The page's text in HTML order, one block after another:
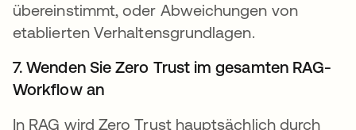
übereinstimmt, oder Abweichungen von
etablierten Verhaltensgrundlagen.
7. Wenden Sie Zero Trust im gesamten RAG-
Workflow an
In RAG wird Zero Trust hauptsächlich durch